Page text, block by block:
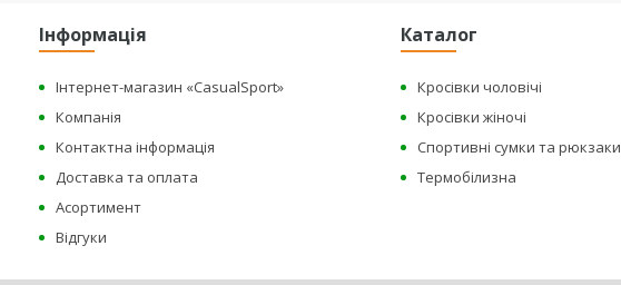
Інформація
Інтернет-магазин «CasualSport»
Компанія
Контактна інформація
Доставка та оплата
Асортимент
Відгуки
Каталог
Кросівки чоловічі
Кросівки жіночі
Спортивні сумки та рюкзаки
Термобілизна